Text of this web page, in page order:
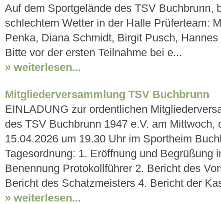
Auf dem Sportgelände des TSV Buchbrunn,
schlechtem Wetter in der Halle Prüferteam:
Penka, Diana Schmidt, Birgit Pusch,
Bitte vor der ersten Teilnahme bei e...
» weiterlesen...
Mitgliederversammlung TSV Buchbrunn
EINLADUNG zur ordentlichen
des TSV Buchbrunn 1947 e.V. am Mittwoch,
15.04.2026 um 19.30 Uhr im Sportheim
Tagesordnung: 1. Eröffnung und Begrüßung
Benennung Protokollführer 2. Bericht des
Bericht des Schatzmeisters 4. Bericht der
» weiterlesen...